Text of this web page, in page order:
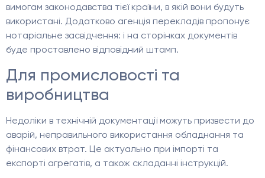
вимогам законодавства тієї країни, в якій вони будуть
використані. Додатково агенція перекладів пропонує
нотаріальне засвідчення: і на сторінках документів
буде проставлено відповідний штамп.
Для промисловості та
виробництва
Недоліки в технічній документації можуть призвести до
аварій, неправильного використання обладнання та
фінансових втрат. Це актуально при імпорті та
експорті агрегатів, а також складанні інструкцій.